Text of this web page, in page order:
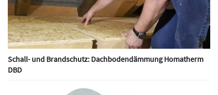
Schall- und Brandschutz: Dachbodendämmung Homatherm
DBD